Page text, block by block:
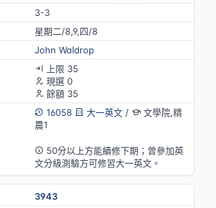
3-3
星期二/8,9,四/8
John Waldrop
上限 35
現選 0
餘額 35
16058
大一英文/
文學院,精
農1
50分以上方能續修下期；曾參加英
文分級測驗方可修習大一英文。
3943